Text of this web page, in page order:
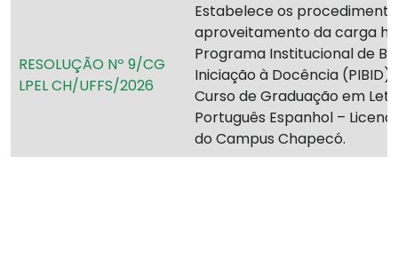
RESOLUÇÃO Nº 9/CG
LPEL CH/UFFS/2026
Estabelece os
aproveitamento da carga
Programa Institucional de
Iniciação à Docência (PIBID)
Curso de Graduação em
Português Espanhol –
do Campus Chapecó.